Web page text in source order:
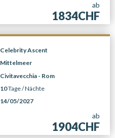
ab
1834CHF
Celebrity Ascent
Mittelmeer
Civitavecchia - Rom
10Tage /Nächte
14/05/2027
ab
1904CHF